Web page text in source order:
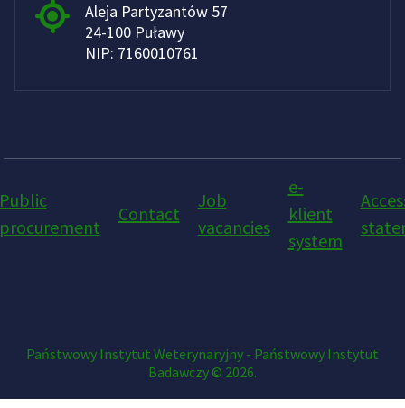
Aleja Partyzantów 57
24-100 Puławy
NIP: 7160010761
Contact
Job
vacancies
e-
klient
system
Państwowy Instytut Weterynaryjny - Państwowy Instytut
Badawczy © 2026.